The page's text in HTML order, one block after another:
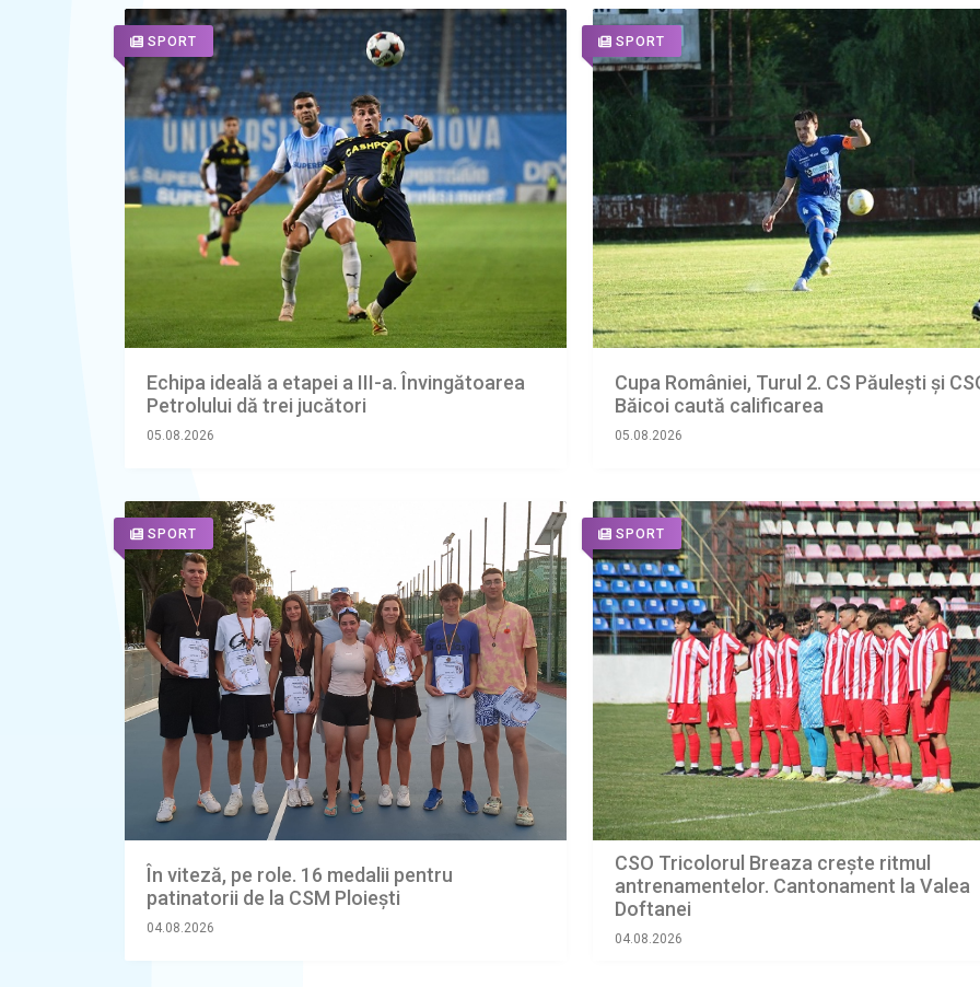
SPORT
Echipa ideală a etapei a III-a. Învingătoarea
Petrolului dă trei jucători
05.08.2026
SPORT
Cupa României, Turul 2. CS Păulești și
Băicoi caută calificarea
05.08.2026
SPORT
În viteză, pe role. 16 medalii pentru
patinatorii de la CSM Ploiești
04.08.2026
SPORT
CSO Tricolorul Breaza crește ritmul
antrenamentelor. Cantonament la Valea
Doftanei
04.08.2026